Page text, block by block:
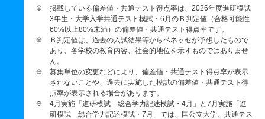
※ 掲載している偏差値・共通テスト得点率は、2026年度進研模試
3年生・大学入学共通テスト模試・6月のＢ判定値（合格可能性
60%以上80%未満）の偏差値・共通テスト得点率です。
※ Ｂ判定値は、過去の入試結果等からベネッセが予想したもので
あり、各学校の教育内容、社会的地位を示すものではありませ
ん。
※ 募集単位の変更などにより、偏差値・共通テスト得点率が表示
されないことや、過去に実施した模試の偏差値・共通テスト得
点率が表示される場合があります。
※ 4月実施「進研模試 総合学力記述模試・4月」と7月実施「進
研模試 総合学力記述模試・7月」では、国公立大学、共通テス